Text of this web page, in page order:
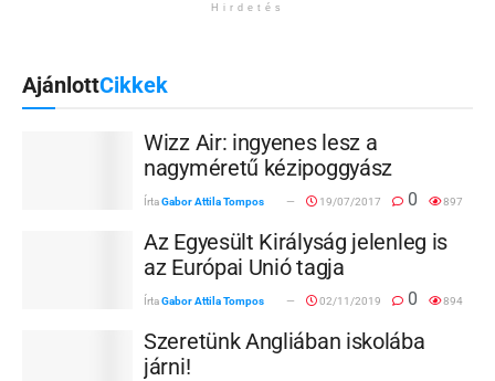
Hirdetés
AjánlottCikkek
Wizz Air: ingyenes lesz a
nagyméretű kézipoggyász
ÍrtaGabor Attila Tompos 19/07/2017 0 897
Az Egyesült Királyság jelenleg is
az Európai Unió tagja
ÍrtaGabor Attila Tompos 02/11/2019 0 894
Szeretünk Angliában iskolába
járni!